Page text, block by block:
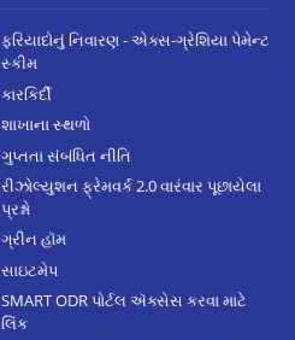
ફરિયાદોનું નિવારણ - એક્સ-ગ્રેશિયા પેમેન્ટ
સ્કીમ
કારકિર્દી
શાખાના સ્થળો
ગુપ્તતા સંબંધિત નીતિ
રીઝોલ્યુશન ફ્રેમવર્ક 2.0 વારંવાર પૂછાયેલા
પ્રશ્નો
ગ્રીન હૉમ
સાઇટમેપ
SMART ODR પોર્ટલ ઍક્સેસ કરવા માટે
લિંક